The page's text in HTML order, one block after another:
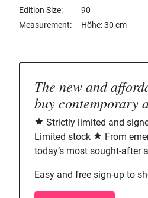
Edition Size
90
Measurement
Höhe: 30 cm
The new and
buy contemporary
Strictly limited and
Limited stock
From
today’s most sought-after
Easy and free sign-up to